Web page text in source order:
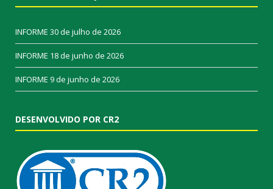
INFORME 30 de julho de 2026
INFORME 18 de junho de 2026
INFORME 9 de junho de 2026
DESENVOLVIDO POR CR2